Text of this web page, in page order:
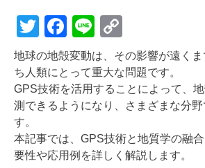
T
wi
tt
er
F
a
c
e
b
o
o
Li
n
e
o
p
y
Li
n
k
地球の地殻変動は、その影響が遠く
ち人類にとって重大な問題です。
GPS技術を活用することによって、
測できるようになり、さまざまな分野
す。
本記事では、GPS技術と地質学の融
要性や応用例を詳しく解説します。